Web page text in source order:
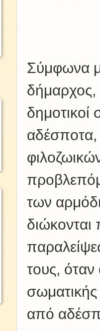
Σύμφωνα
δήμαρχος,
δημοτικοί
των
διώκονται
τους, όταν
από